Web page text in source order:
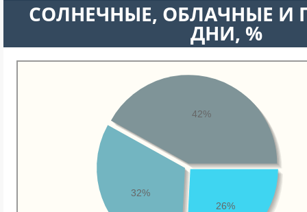
CОЛНЕЧНЫЕ, ОБЛАЧНЫЕ И
ДНИ, %
26%
32%
42%